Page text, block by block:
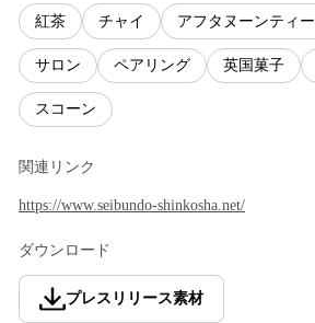
紅茶 チャイ アフタヌーンティー
サロン ペアリング 英国菓子
スコーン
関連リンク
https://www.seibundo-shinkosha.net/
ダウンロード
プレスリリース素材